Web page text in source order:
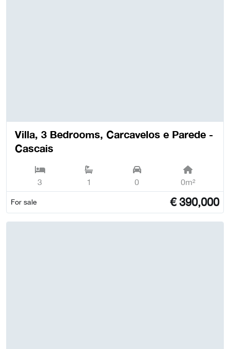
Villa, 3 Bedrooms, Carcavelos e Parede -
Cascais
3 1 0 0m²
For sale €390,000